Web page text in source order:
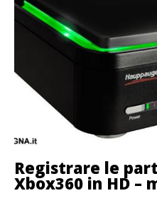
Registrare le
Xbox360 in HD –